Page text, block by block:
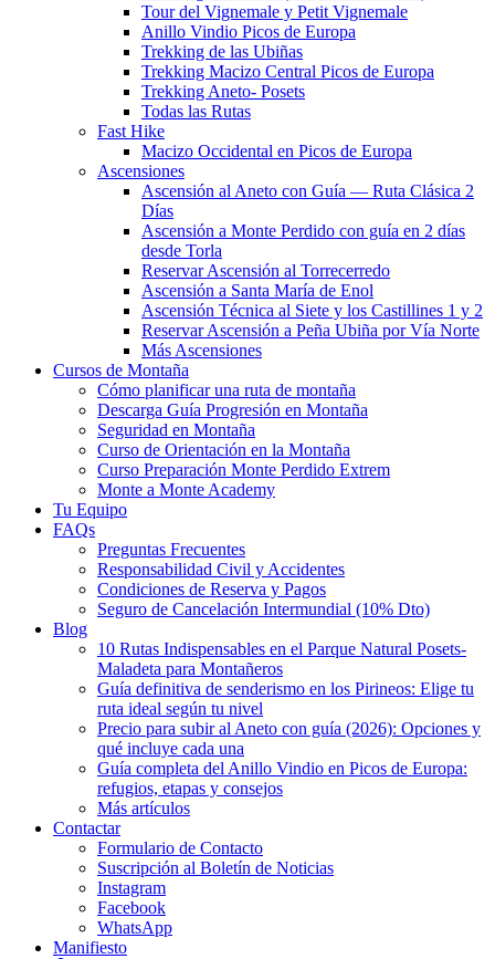
Tour del Vignemale y Petit Vignemale
Anillo Vindio Picos de Europa
Trekking de las Ubiñas
Trekking Macizo Central Picos de Europa
Trekking Aneto- Posets
Todas las Rutas
Fast Hike
Macizo Occidental en Picos de Europa
Ascensiones
Ascensión al Aneto con Guía — Ruta Clásica 2
Días
Ascensión a Monte Perdido con guía en 2 días
desde Torla
Reservar Ascensión al Torrecerredo
Ascensión a Santa María de Enol
Ascensión Técnica al Siete y los Castillines 1 y 2
Reservar Ascensión a Peña Ubiña por Vía Norte
Más Ascensiones
Cursos de Montaña
Cómo planificar una ruta de montaña
Descarga Guía Progresión en Montaña
Seguridad en Montaña
Curso de Orientación en la Montaña
Curso Preparación Monte Perdido Extrem
Monte a Monte Academy
Tu Equipo
FAQs
Preguntas Frecuentes
Responsabilidad Civil y Accidentes
Condiciones de Reserva y Pagos
Seguro de Cancelación Intermundial (10% Dto)
Blog
10 Rutas Indispensables en el Parque Natural Posets-
Maladeta para Montañeros
Guía definitiva de senderismo en los Pirineos: Elige tu
ruta ideal según tu nivel
Precio para subir al Aneto con guía (2026): Opciones y
qué incluye cada una
Guía completa del Anillo Vindio en Picos de Europa:
refugios, etapas y consejos
Más artículos
Contactar
Formulario de Contacto
Suscripción al Boletín de Noticias
Instagram
Facebook
WhatsApp
Manifiesto